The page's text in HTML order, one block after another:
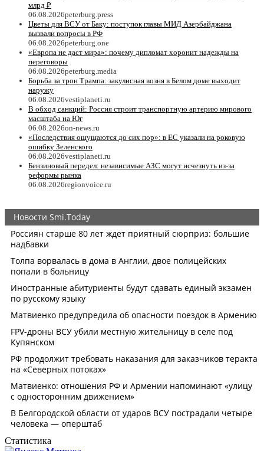
млрд ₽
06.08.2026peterburg.press
Цветы для ВСУ от Баку: поступок главы МИД Азербайджана
вызвали вопросы в РФ
06.08.2026peterburg.one
«Европа не даст мира»: почему дипломат хоронит надежды на
переговоры
06.08.2026peterburg.media
Борьба за трон Трампа: закулисная возня в Белом доме выходит
наружу
06.08.2026vestiplaneti.ru
В обход санкций: Россия строит транспортную артерию мирового
масштаба на Юг
06.08.2026on-news.ru
«Последствия ощущаются до сих пор»: в ЕС указали на роковую
ошибку Зеленского
06.08.2026vestiplaneti.ru
Бензиновый передел: независимые АЗС могут исчезнуть из-за
реформы рынка
06.08.2026regionvoice.ru
Статистика